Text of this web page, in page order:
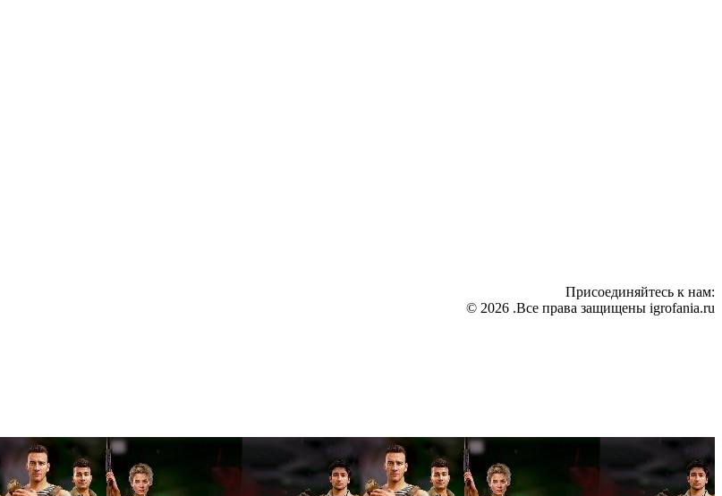
Присоединяйтесь к нам:
© 2026 .Все права защищены igrofania.ru